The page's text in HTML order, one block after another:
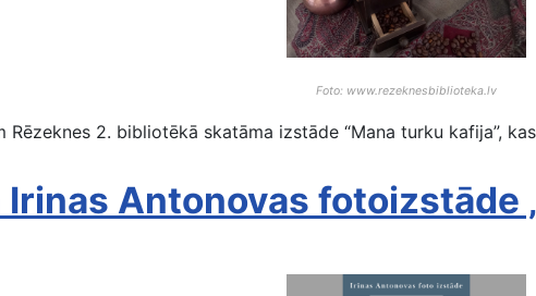
Foto: www.rezeknesbiblioteka.lv
2. bibliotēkā skatāma izstāde “Mana turku kafija”,
Irinas Antonovas fotoizstāde